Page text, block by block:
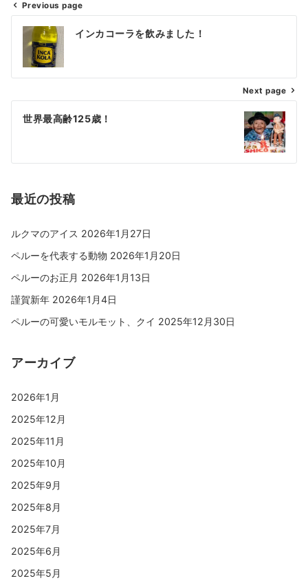
Previous page
インカコーラを飲みました！
Next page
世界最高齢125歳！
最近の投稿
ルクマのアイス 2026年1月27日
ペルーを代表する動物 2026年1月20日
ペルーのお正月 2026年1月13日
謹賀新年 2026年1月4日
ペルーの可愛いモルモット、クイ 2025年12月30日
アーカイブ
2026年1月
2025年12月
2025年11月
2025年10月
2025年9月
2025年8月
2025年7月
2025年6月
2025年5月